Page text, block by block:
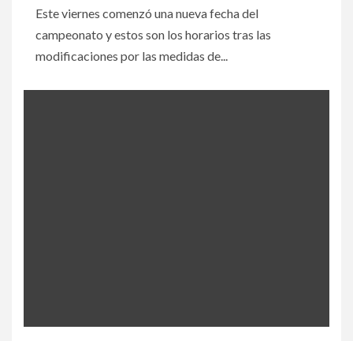
Este viernes comenzó una nueva fecha del
campeonato y estos son los horarios tras las
modificaciones por las medidas de...